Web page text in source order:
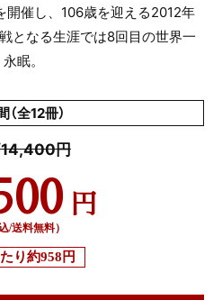
開催し、106歳を迎える2012年
となる生涯では8回目の世界一
眠。
（全12冊）
円
円
/送料無料）
り約958円